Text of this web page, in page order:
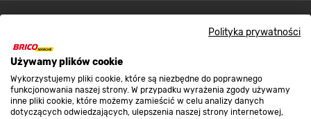
Polityka prywatności
Używamy plików cookie
Wykorzystujemy pliki cookie, które są niezbędne do poprawnego
funkcjonowania naszej strony. W przypadku wyrażenia zgody używamy
inne pliki cookie, które możemy zamieścić w celu analizy danych
dotyczących odwiedzających, ulepszenia naszej strony internetowej,
Strefa biznesu